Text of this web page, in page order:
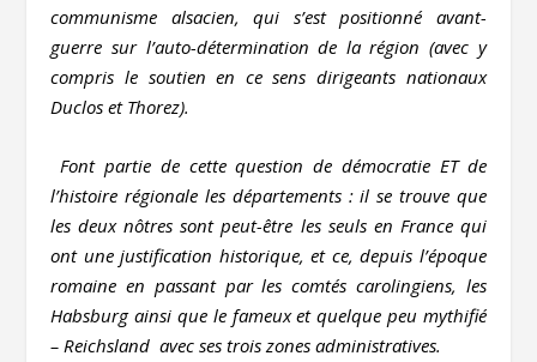
communisme alsacien, qui s’est positionné avant-
guerre sur l’auto-détermination de la région (avec y
compris le soutien en ce sens dirigeants nationaux
Duclos et Thorez).
Font partie de cette question de démocratie ET de
l’histoire régionale les départements : il se trouve que
les deux nôtres sont peut-être les seuls en France qui
ont une justification historique, et ce, depuis l’époque
romaine en passant par les comtés carolingiens, les
Habsburg ainsi que le fameux et quelque peu mythifié
– Reichsland avec ses trois zones administratives.